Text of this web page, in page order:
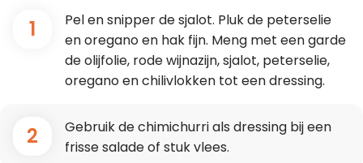
1
Pel en snipper de sjalot. Pluk de peterselie
en oregano en hak fijn. Meng met een garde
de olijfolie, rode wijnazijn, sjalot, peterselie,
oregano en chilivlokken tot een dressing.
2
Gebruik de chimichurri als dressing bij een
frisse salade of stuk vlees.